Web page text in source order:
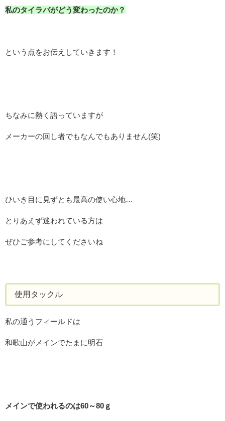
私のタイラバがどう変わったのか？
という点をお伝えしていきます！
ちなみに熱く語っていますが
メーカーの回し者でもなんでもありません(笑)
ひいき目に見ずとも最高の使い心地…
とりあえず迷われている方は
ぜひご参考にしてくださいね
使用タックル
私の通うフィールドは
和歌山がメインでたまに明石
メインで使われるのは60～80ｇ